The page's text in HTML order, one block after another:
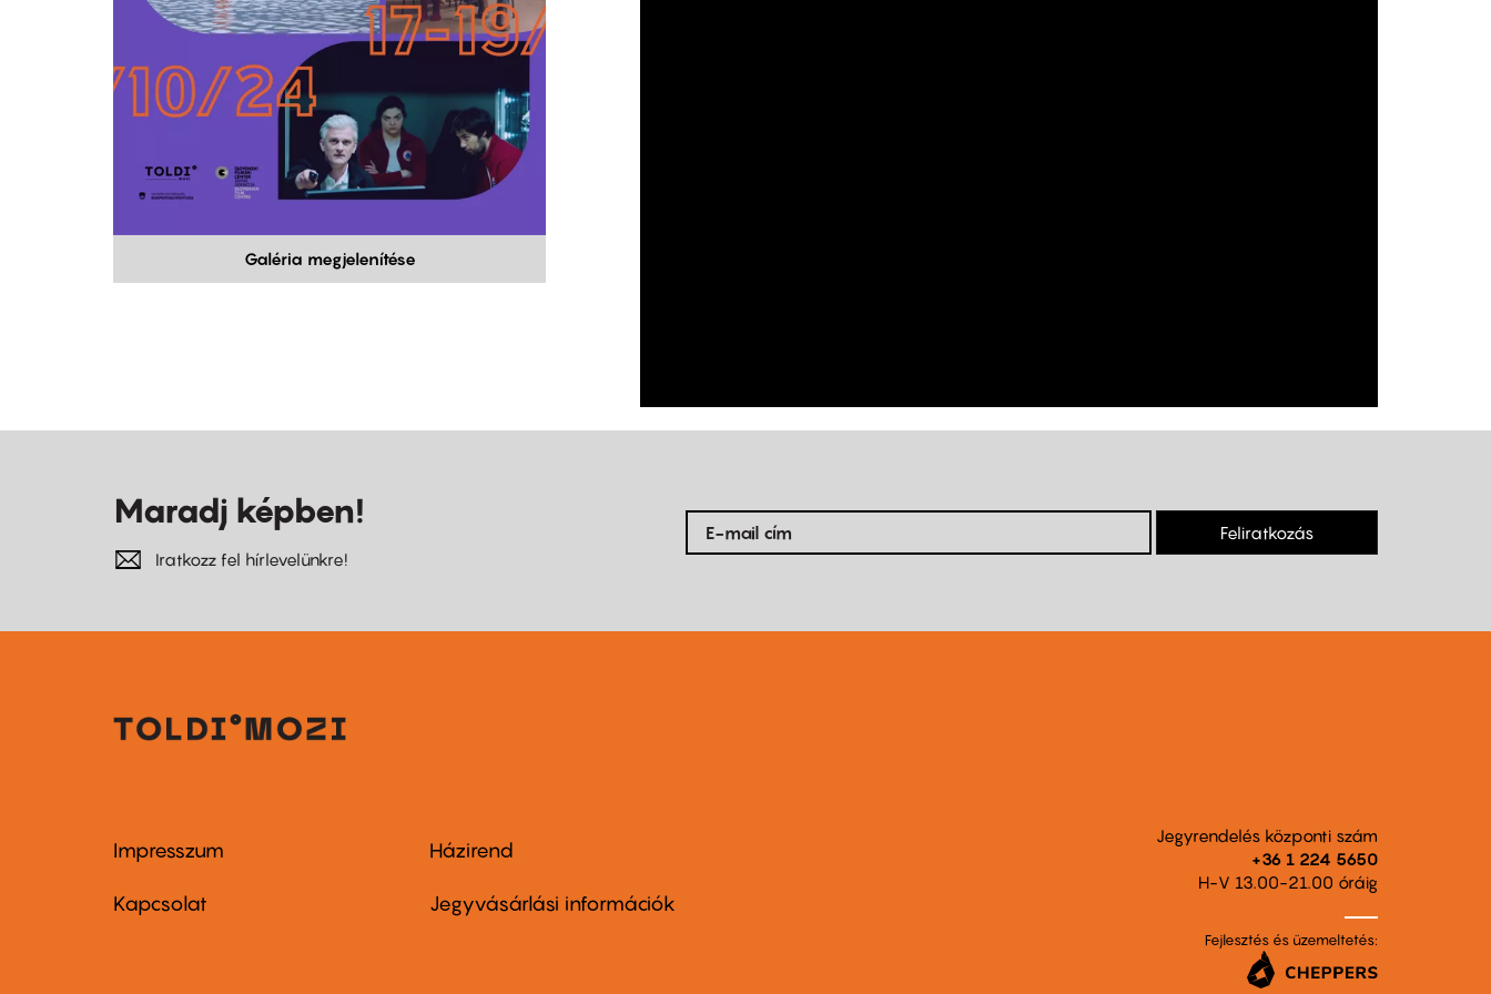
Galéria megjelenítése
Maradj képben!
Iratkozz fel hírlevelünkre!
Feliratkozás
Footer
menu
Impresszum
Kapcsolat
Footer
menu
Házirend
Jegyvásárlási információk
Jegyrendelés központi szám
+36 1 224 5650
H-V 13.00-21.00 óráig
Fejlesztés és üzemeltetés: